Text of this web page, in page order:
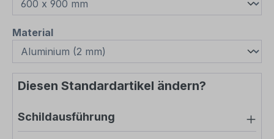
Materialauswählen
Diesen Standardartikel ändern?
Schildausführung